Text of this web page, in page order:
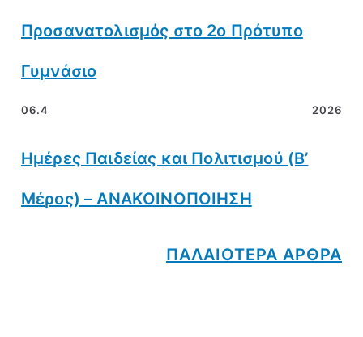
Προσανατολισμός στο 2ο Πρότυπο
Γυμνάσιο
06.4 2026
Ημέρες Παιδείας και Πολιτισμού (Β’
Μέρος) – ΑΝΑΚΟΙΝΟΠΟΙΗΣΗ
ΠΑΛΑΙΟΤΕΡΑ ΑΡΘΡΑ